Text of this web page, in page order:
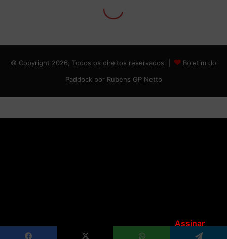
© Copyright 2026, Todos os direitos reservados |
Boletim do
Paddock por Rubens GP Netto
Assinar